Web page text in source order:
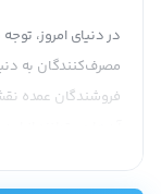
در دنیای امروز،
مصرف‌کنندگان به
فروشندگان عمده
آن‌ها می‌توانند از
و قیمت مناسب،